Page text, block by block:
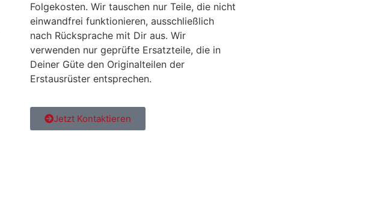
Folgekosten. Wir tauschen nur Teile, die nicht
einwandfrei funktionieren, ausschließlich
nach Rücksprache mit Dir aus. Wir
verwenden nur geprüfte Ersatzteile, die in
Deiner Güte den Originalteilen der
Erstausrüster entsprechen.
Jetzt Kontaktieren